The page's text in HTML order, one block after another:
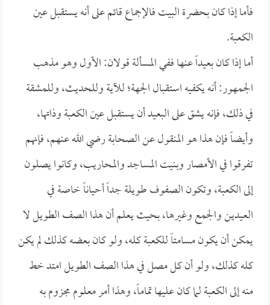
فأما إذا كان بحضرة البيت فالإجماع قائم على أنه يستقبل عين
الكعبة.
أما إذا كان بعيداً عنها ففي المسألة قولان: الأول وهو مذهب
الجمهور: أنه يكفيه استقبال الجهة؛ للآية وللحديث، وللمشقة
في ذلك، فإنه يشق على البعيد أن يستقبل عين الكعبة وذاتها،
وأيضاً فإن هذا هو المنقول عن الصحابة رضي الله عنهم، فإنهم
تفرقوا في الأمصار وبنيت المساجد والمحاريب، وكانوا يصلون
إلى الكعبة، وتكون الصفوف طويلة جداً أحياناً خاصة في
العيدين والجمع وغيرها، بحيث يعلم أن هذا الصف الطويل لا
يمكن أن يكون مسامتاً للكعبة كله، ولو كان بعضه كذلك لم يكن
كله كذلك، ولو أن كل مصل في هذا الصف الطويل امتد خط
منه إلى الكعبة لما كان عليها تماماً، وهذا أمر معلوم مجزوم به